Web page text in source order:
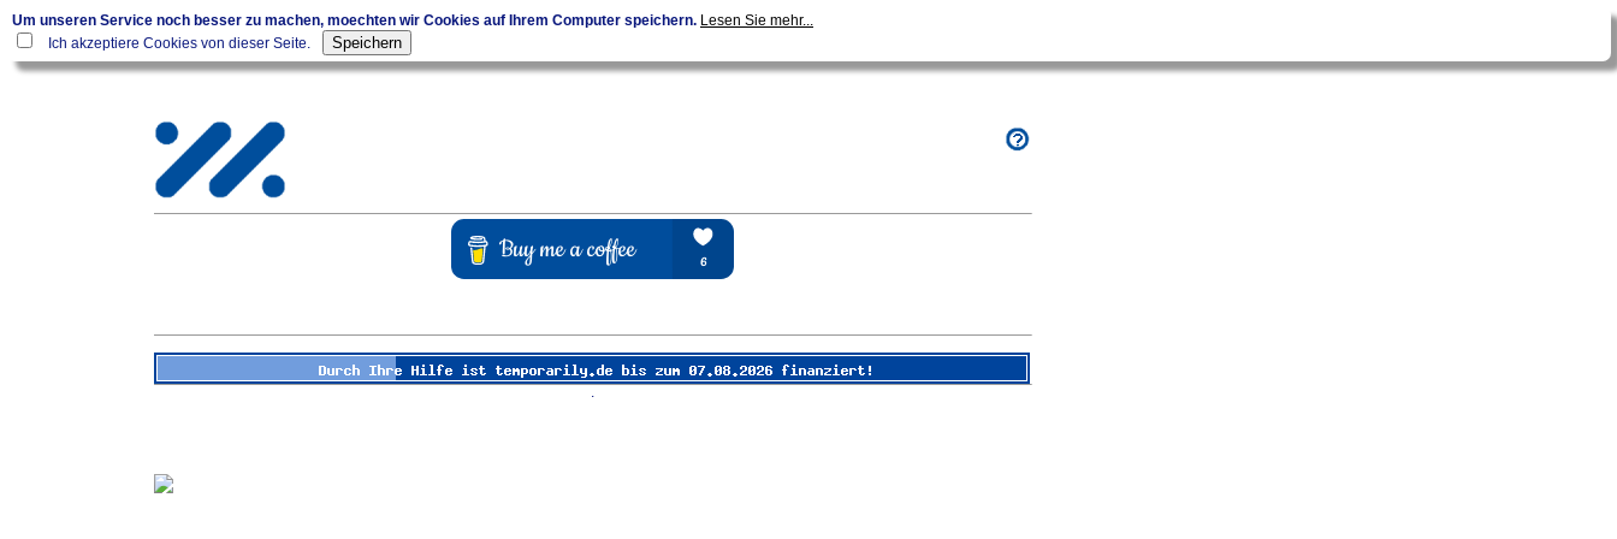
Um unseren Service noch besser zu machen, moechten wir Cookies auf Ihrem Computer speichern. Lesen Sie mehr...
Ich akzeptiere Cookies von dieser Seite.
.